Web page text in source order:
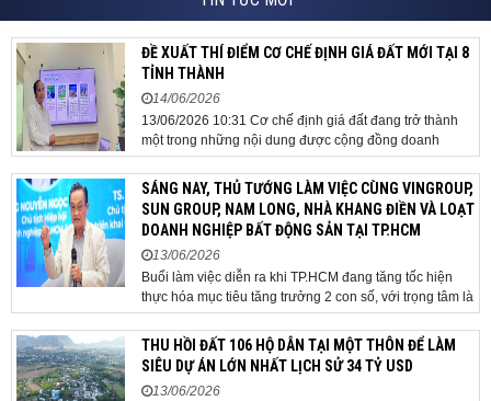
ĐỀ XUẤT THÍ ĐIỂM CƠ CHẾ ĐỊNH GIÁ ĐẤT MỚI TẠI 8
TỈNH THÀNH
14/06/2026
13/06/2026 10:31 Cơ chế định giá đất đang trở thành
một trong những nội dung được cộng đồng doanh
nghiệp, các chuyên gia và cơ quan quản lý đặc biệt
quan tâm khi tác động trực tiếp đến quá trình triển khai
dự án, thu hút đầu tư và sự phát triển ổn định của...
SÁNG NAY, THỦ TƯỚNG LÀM VIỆC CÙNG VINGROUP,
SUN GROUP, NAM LONG, NHÀ KHANG ĐIỀN VÀ LOẠT
DOANH NGHIỆP BẤT ĐỘNG SẢN TẠI TP.HCM
13/06/2026
Buổi làm việc diễn ra khi TP.HCM đang tăng tốc hiện
thực hóa mục tiêu tăng trưởng 2 con số, với trọng tâm là
giải ngân đầu tư công, hoàn thiện mô hình chính quyền
địa phương 2 cấp, phát triển nhà ở xã hội và xử lý các
vướng mắc về cơ chế, chính...
THU HỒI ĐẤT 106 HỘ DÂN TẠI MỘT THÔN ĐỂ LÀM
SIÊU DỰ ÁN LỚN NHẤT LỊCH SỬ 34 TỶ USD
13/06/2026